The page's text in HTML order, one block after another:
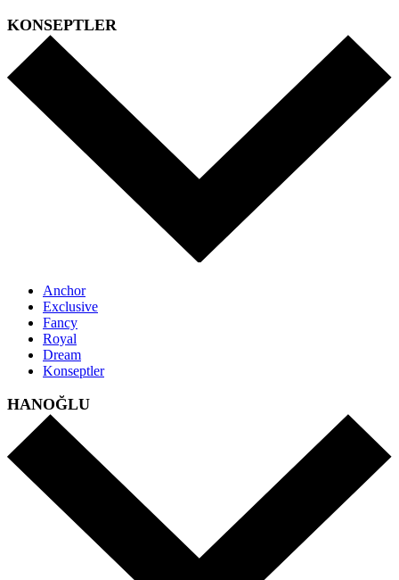
KONSEPTLER
Anchor
Exclusive
Fancy
Royal
Dream
Konseptler
HANOĞLU